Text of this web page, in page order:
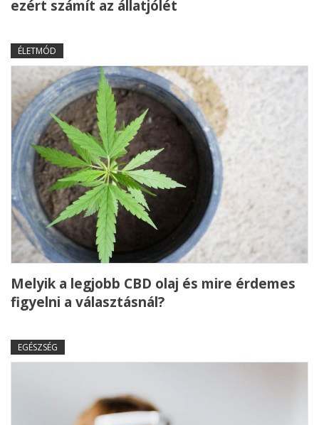
ezért számít az állatjólét
ÉLETMÓD
Melyik a legjobb CBD olaj és mire érdemes
figyelni a választásnál?
EGÉSZSÉG